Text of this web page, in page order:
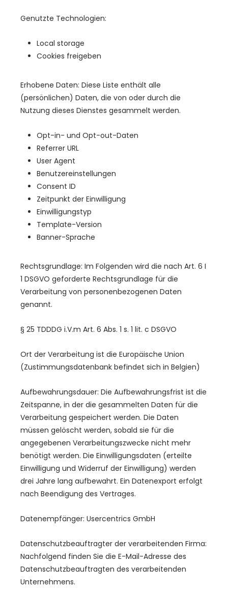
Genutzte Technologien:
Local storage
Cookies freigeben
Erhobene Daten: Diese Liste enthält alle
(persönlichen) Daten, die von oder durch die
Nutzung dieses Dienstes gesammelt werden.
Opt-in- und Opt-out-Daten
Referrer URL
User Agent
Benutzereinstellungen
Consent ID
Zeitpunkt der Einwilligung
Einwilligungstyp
Template-Version
Banner-Sprache
Rechtsgrundlage: Im Folgenden wird die nach Art. 6 I
1 DSGVO geforderte Rechtsgrundlage für die
Verarbeitung von personenbezogenen Daten
genannt.
§ 25 TDDDG i.V.m Art. 6 Abs. 1 s. 1 lit. c DSGVO
Ort der Verarbeitung ist die Europäische Union
(Zustimmungsdatenbank befindet sich in Belgien)
Aufbewahrungsdauer: Die Aufbewahrungsfrist ist die
Zeitspanne, in der die gesammelten Daten für die
Verarbeitung gespeichert werden. Die Daten
müssen gelöscht werden, sobald sie für die
angegebenen Verarbeitungszwecke nicht mehr
benötigt werden. Die Einwilligungsdaten (erteilte
Einwilligung und Widerruf der Einwilligung) werden
drei Jahre lang aufbewahrt. Ein Datenexport erfolgt
nach Beendigung des Vertrages.
Datenempfänger: Usercentrics GmbH
Datenschutzbeauftragter der verarbeitenden Firma:
Nachfolgend finden Sie die E-Mail-Adresse des
Datenschutzbeauftragten des verarbeitenden
Unternehmens.